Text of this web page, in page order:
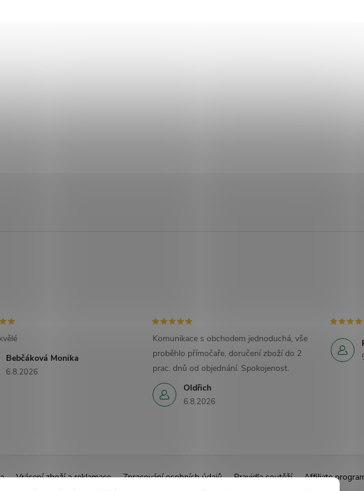
Bebčáková Monika
6.8.2026
Oldřich
6.8.2026
Komunikace s obchodem jednoduchá, vše
proběhlo přímočaře, doručení zboží do 2
prac. dnů od objednání. Spokojenost.
Vrácení zboží a reklamace Zpracování osobních údajů Pravidla soutěží Affiliate